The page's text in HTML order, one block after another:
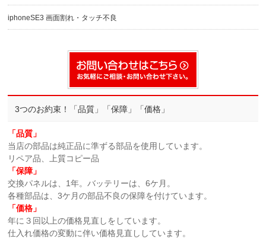
iphoneSE3 画面割れ・タッチ不良
3つのお約束！「品質」「保障」「価格」
「品質」
当店の部品は純正品に準ずる部品を使用しています。
リペア品、上質コピー品
「保障」
交換パネルは、1年。バッテリーは、6ケ月。
各種部品は、3ケ月の部品不良の保障を付けています。
「価格」
年に３回以上の価格見直しをしています。
仕入れ価格の変動に伴い価格見直ししています。